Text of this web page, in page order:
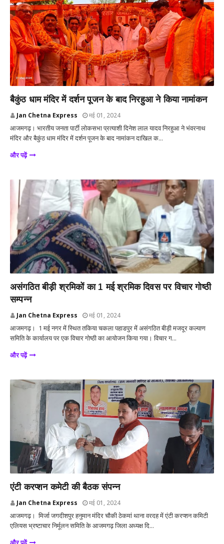
बैकुंठ धाम मंदिर में दर्शन पूजन के बाद निरहुआ ने किया नामांकन
Jan Chetna Express मई 01, 2024
आजमगढ़। भारतीय जनता पार्टी लोकसभा प्रत्याशी दिनेश लाल यादव निरहुआ ने भंवरनाथ
मंदिर और बैकुंठ धाम मंदिर में दर्शन पूजन के बाद नामांकन दाखिल क...
और पढ़ें
असंगठित बीड़ी श्रमिकों का 1 मई श्रमिक दिवस पर विचार गोष्ठी
सम्पन्न
Jan Chetna Express मई 01, 2024
आजमगढ़। 1 मई नगर में स्थित तकिया चकला पहाडपुर में असंगठित बीड़ी मजदूर कल्याण
समिति के कार्यालय पर एक विचार गोष्ठी का आयोजन किया गया। विचार ग...
और पढ़ें
एंटी करप्शन कमेटी की बैठक संपन्न
Jan Chetna Express मई 01, 2024
आजमगढ़। ‌ मिर्जा जगदीशपुर हनुमान मंदिर चौकी ठेकमां थाना वरदह में एंटी करप्शन कमिटी
एलियस भ्रष्टाचार निर्मूलन समिति के आजमगढ़ जिला अध्यक्ष दि...